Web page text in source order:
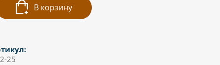
В корзину
25